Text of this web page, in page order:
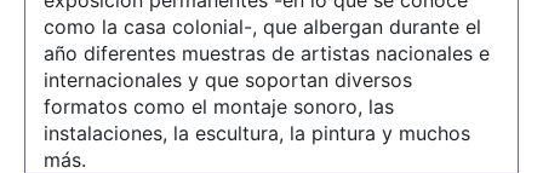
como la casa colonial-, que albergan durante el
año diferentes muestras de artistas nacionales e
internacionales y que soportan diversos
formatos como el montaje sonoro, las
instalaciones, la escultura, la pintura y muchos
más.